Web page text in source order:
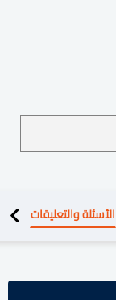
الأسئلة والتعليقات